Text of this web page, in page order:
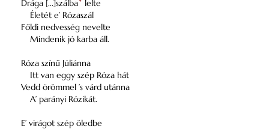
Drága [...]szálba
lelte
Életét e’ Rózaszál
Főldi nedvesség nevelte
Mindenik jó karba áll.
Róza színű Júliánna
Itt van eggy szép Róza hát
Vedd örömmel ’s várd utánna
A’ parányi Rózikát.
E’ virágot szép öledbe